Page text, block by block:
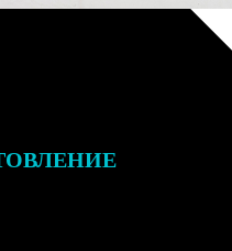
Когда отправим заказ